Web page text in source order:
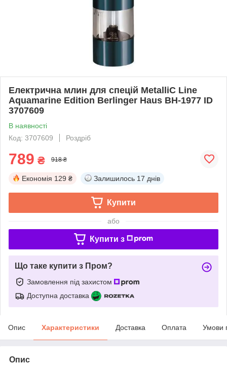
Електрична млин для спецій MetalliС Line
Aquamarine Edition Berlinger Haus BH-1977 ID
3707609
В наявності
Код: 3707609
Роздріб
789 ₴ 918 ₴
Економія 129 ₴ Залишилось 17 днів
Купити
або
Купити з
Що таке купити з Пром?
Замовлення під захистом
Доступна доставка
Опис Характеристики Доставка Оплата Умови
Опис